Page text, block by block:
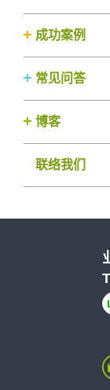
成功案例
常见问答
博客
联络我们